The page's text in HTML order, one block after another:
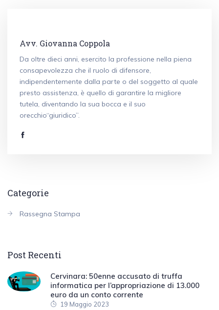
Avv. Giovanna Coppola
Da oltre dieci anni, esercito la professione nella piena
consapevolezza che il ruolo di difensore,
indipendentemente dalla parte o del soggetto al quale
presto assistenza, è quello di garantire la migliore
tutela, diventando la sua bocca e il suo
orecchio“giuridico”.
Categorie
Rassegna Stampa
Post Recenti
Cervinara: 50enne accusato di truffa
informatica per l’appropriazione di 13.000
euro da un conto corrente
19 Maggio 2023